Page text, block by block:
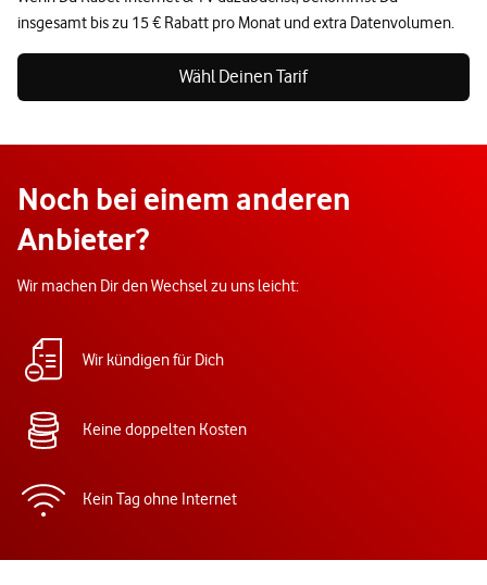
insgesamt bis zu 15 € Rabatt pro Monat und extra Datenvolumen.
Wähl Deinen Tarif
Noch bei einem anderen
Anbieter?
Wir machen Dir den Wechsel zu uns leicht:
Wir kündigen für Dich
Keine doppelten Kosten
Kein Tag ohne Internet